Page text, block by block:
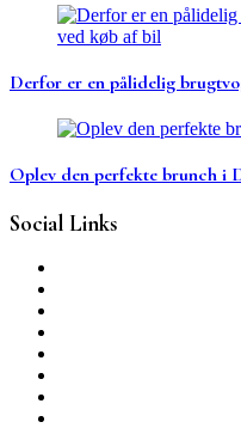
Derfor er en pålidelig
Oplev den perfekte brunch i
Social Links